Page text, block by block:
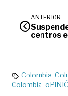
ANTERIOR
centros
Colombia
Colombia